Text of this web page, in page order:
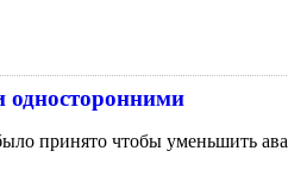
односторонними
принято чтобы уменьшить